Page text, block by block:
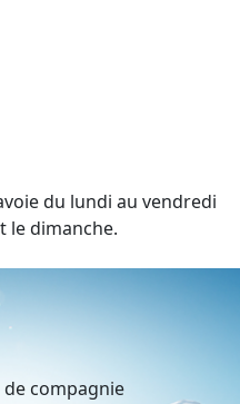
du lundi au vendredi
le dimanche.
compagnie